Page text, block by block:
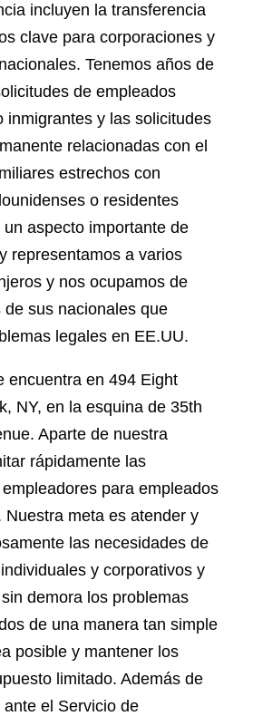
incluyen la transferencia
clave para corporaciones y
Tenemos años de
de empleados
inmigrantes y las solicitudes
relacionadas con el
estrechos con
o residentes
aspecto importante de
representamos a varios
y nos ocupamos de
sus nacionales que
legales en EE.UU.
encuentra en 494 Eight
NY, en la esquina de 35th
Aparte de nuestra
rápidamente las
para empleados
Nuestra meta es atender y
las necesidades de
y corporativos y
demora los problemas
de una manera tan simple
posible y mantener los
limitado. Además de
el Servicio de